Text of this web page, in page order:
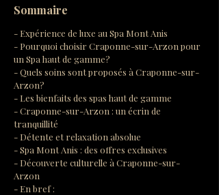
Sommaire
- Expérience de luxe au Spa Mont Anis
- Pourquoi choisir Craponne-sur-Arzon pour
un Spa haut de gamme?
- Quels soins sont proposés à Craponne-sur-
Arzon?
- Les bienfaits des spas haut de gamme
- Craponne-sur-Arzon : un écrin de
tranquillité
- Détente et relaxation absolue
- Spa Mont Anis : des offres exclusives
- Découverte culturelle à Craponne-sur-
Arzon
- En bref :